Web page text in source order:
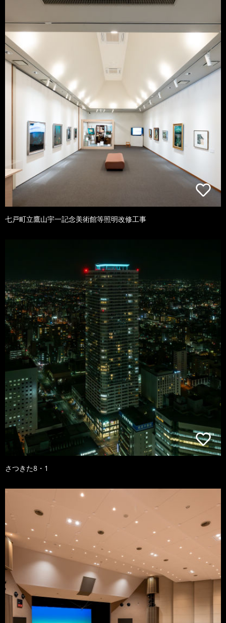
七戸町立鷹山宇一記念美術館等照明改修工事
さつきた8・1